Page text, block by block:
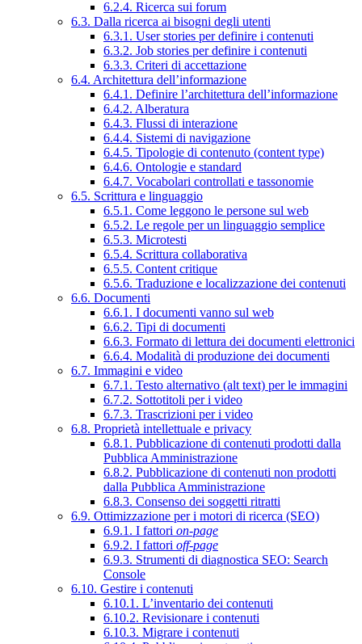
6.2.4. Ricerca sui forum
6.3. Dalla ricerca ai bisogni degli utenti
6.3.1. User stories per definire i contenuti
6.3.2. Job stories per definire i contenuti
6.3.3. Criteri di accettazione
6.4. Architettura dell’informazione
6.4.1. Definire l’architettura dell’informazione
6.4.2. Alberatura
6.4.3. Flussi di interazione
6.4.4. Sistemi di navigazione
6.4.5. Tipologie di contenuto (content type)
6.4.6. Ontologie e standard
6.4.7. Vocabolari controllati e tassonomie
6.5. Scrittura e linguaggio
6.5.1. Come leggono le persone sul web
6.5.2. Le regole per un linguaggio semplice
6.5.3. Microtesti
6.5.4. Scrittura collaborativa
6.5.5. Content critique
6.5.6. Traduzione e localizzazione dei contenuti
6.6. Documenti
6.6.1. I documenti vanno sul web
6.6.2. Tipi di documenti
6.6.3. Formato di lettura dei documenti elettronici
6.6.4. Modalità di produzione dei documenti
6.7. Immagini e video
6.7.1. Testo alternativo (alt text) per le immagini
6.7.2. Sottotitoli per i video
6.7.3. Trascrizioni per i video
6.8. Proprietà intellettuale e privacy
6.8.1. Pubblicazione di contenuti prodotti dalla
Pubblica Amministrazione
6.8.2. Pubblicazione di contenuti non prodotti
dalla Pubblica Amministrazione
6.8.3. Consenso dei soggetti ritratti
6.9. Ottimizzazione per i motori di ricerca (SEO)
6.9.1. I fattori on-page
6.9.2. I fattori off-page
6.9.3. Strumenti di diagnostica SEO: Search
Console
6.10. Gestire i contenuti
6.10.1. L’inventario dei contenuti
6.10.2. Revisionare i contenuti
6.10.3. Migrare i contenuti